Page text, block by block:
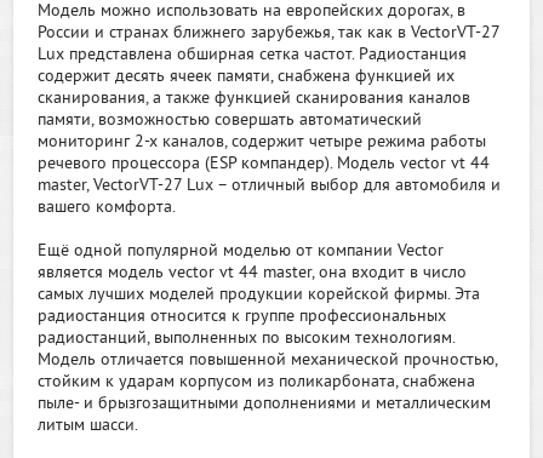
Модель можно использовать на европейских дорогах, в
России и странах ближнего зарубежья, так как в VectorVT-27
Lux представлена обширная сетка частот. Радиостанция
содержит десять ячеек памяти, снабжена функцией их
сканирования, а также функцией сканирования каналов
памяти, возможностью совершать автоматический
мониторинг 2-х каналов, содержит четыре режима работы
речевого процессора (ESP компандер). Модель vector vt 44
master, VectorVT-27 Lux – отличный выбор для автомобиля и
вашего комфорта.
Ещё одной популярной моделью от компании Vector
является модель vector vt 44 master, она входит в число
самых лучших моделей продукции корейской фирмы. Эта
радиостанция относится к группе профессиональных
радиостанций, выполненных по высоким технологиям.
Модель отличается повышенной механической прочностью,
стойким к ударам корпусом из поликарбоната, снабжена
пыле- и брызгозащитными дополнениями и металлическим
литым шасси.